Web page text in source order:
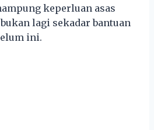
keperluan asas
lagi sekadar bantuan
ini.